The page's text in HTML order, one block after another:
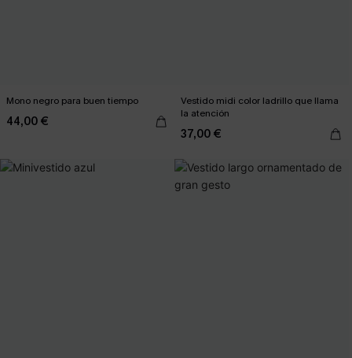
Mono negro para buen tiempo
44,00 €
Vestido midi color ladrillo que llama
la atención
37,00 €